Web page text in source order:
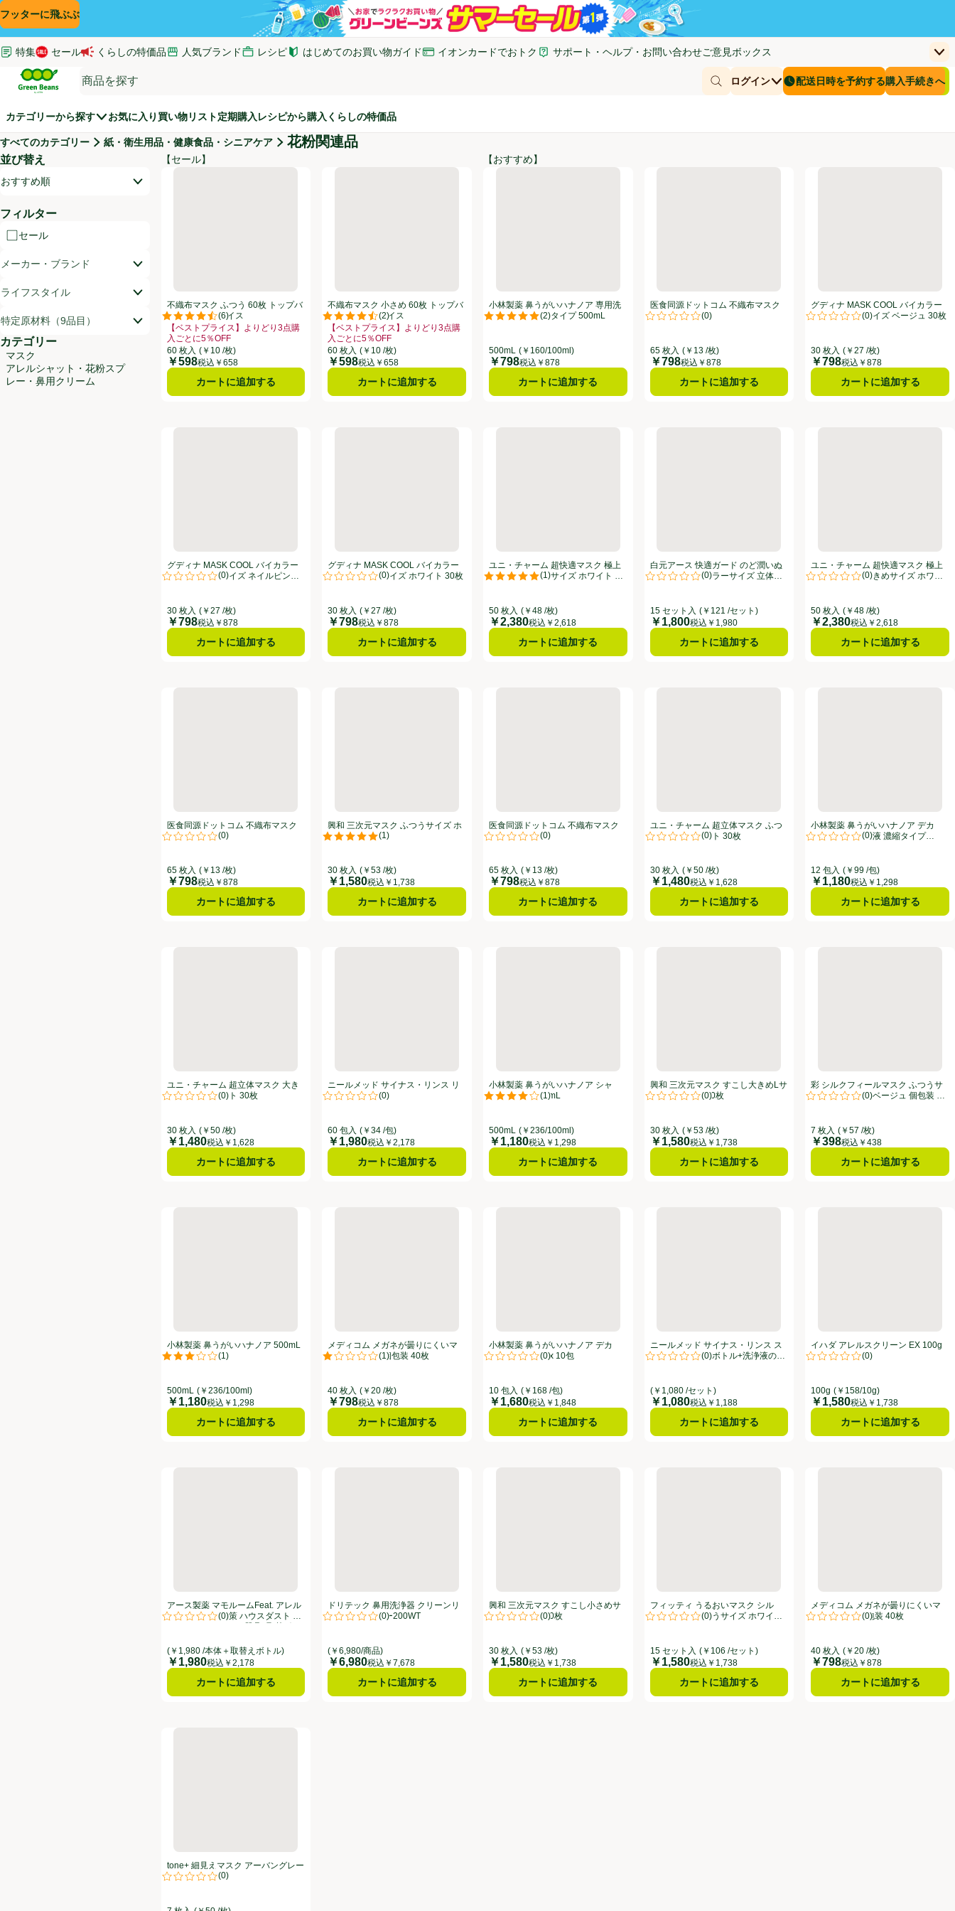
コンテンツに飛ぶ
検索に飛ぶ
フッターに飛ぶ
特集 セール くらしの特価品 人気ブランド レシピ はじめてのお買い物ガイド
(新しいウィンドウで開く)
イオンカードでおトク
(新しいウィンドウで開く)
サポート・ヘルプ・お問い合わせ
(新しいウィンドウで開く)
ご意見ボックス
(新しいウィンドウで開く)
上
Green Beans
商品を探す
ログイン
配送日時を予約する
配送日時を予約する購入手続きへ
お客さまのカ
￥0
カテゴリーから探す お気に入り 買い物リスト定期購入 レシピから購入 くらしの特価品
すべてのカテゴリー 紙・衛生用品・健康食品・シニアケア 花粉関連品
並び替え
開いて並び替えオプションのリストを見る
おすすめ順
フィルター
セール
メーカー・ブランド
ライフスタイル
特定原材料（9品目）
カテゴリー
マスク
アレルシャット・花粉スプ
レー・鼻用クリーム
商品リスト
【セール】
不織布マスク ふつう 60枚 トップバリュベストプライス
(6)
評価は6件のレビューで5点中4.5点。
不織布マスク ふつう 60枚 トップバ
リュベストプライス
【ベストプライス】よりどり3点購
入ごとに5％OFF
お買い得品名：【ベストプライス】よりどり3点購入ごとに5％OFF、、クリックしてこのオファーのある全商品リストを表示
60 枚入 (￥10 /枚)
価格
￥598税込￥658
カートに追加する
不織布マスク 小さめ 60枚 トップバリュベストプライス
(2)
評価は2件のレビューで5点中4.5点。
不織布マスク 小さめ 60枚 トップバ
リュベストプライス
【ベストプライス】よりどり3点購
入ごとに5％OFF
お買い得品名：【ベストプライス】よりどり3点購入ごとに5％OFF、、クリックしてこのオファーのある全商品リストを表示
60 枚入 (￥10 /枚)
価格
￥598税込￥658
カートに追加する
【おすすめ】
小林製薬 鼻うがいハナノア 専用洗浄液 レギュラータイプ 500mL
(2)
評価は2件のレビューで5点中5.0点。
小林製薬 鼻うがいハナノア 専用洗
浄液 レギュラータイプ 500mL
500mL (￥160/100ml)
価格
￥798税込￥878
カートに追加する
医食同源ドットコム 不織布マスク ふつう 65枚
(0)
評価は0件のレビューで5点中0.0点。
医食同源ドットコム 不織布マスク
ふつう 65枚
65 枚入 (￥13 /枚)
価格
￥798税込￥878
カートに追加する
グディナ MASK COOL バイ
(0)
評価は0件のレビューで5点中0.0
グディナ MASK COOL バイカラー
マスク ふつうサイズ ベージュ 30枚
30 枚入 (￥27 /枚)
価格
￥798税込￥878
カートに追加する
グディナ MASK COOL バイカラーマスク ふつうサイズ ネイルピンク 30枚
(0)
評価は0件のレビューで5点中0.0点。
グディナ MASK COOL バイカラー
マスク ふつうサイズ ネイルピンク
30 枚入 (￥27 /枚)
価格
￥798税込￥878
カートに追加する
グディナ MASK COOL バイカラーマスク ふつうサイズ ホワイト 30枚
(0)
評価は0件のレビューで5点中0.0点。
グディナ MASK COOL バイカラー
マスク ふつうサイズ ホワイト 30枚
30 枚入 (￥27 /枚)
価格
￥798税込￥878
カートに追加する
ユニ・チャーム 超快適マスク 極上耳ごこち ふつうサイズ ホワイト 50枚
(1)
評価は1件のレビューで5点中5.0点。
ユニ・チャーム 超快適マスク 極上
耳ごこち ふつうサイズ ホワイト 50
50 枚入 (￥48 /枚)
価格
￥2,380税込￥2,618
カートに追加する
白元アース 快適ガード のど潤いぬれマスク レギュラーサイズ 立
(0)
評価は0件のレビューで5点中0.0点。
白元アース 快適ガード のど潤いぬ
れマスク レギュラーサイズ 立体・
15 セット入 (￥121 /セット)
価格
￥1,800税込￥1,980
カートに追加する
ユニ・チャーム 超快適マス
(0)
評価は0件のレビューで5点中0.0
ユニ・チャーム 超快適マスク 極上
耳ごこち やや大きめサイズ ホワイ
50 枚入 (￥48 /枚)
価格
￥2,380税込￥2,618
カートに追加する
医食同源ドットコム 不織布マスク 小さめ 65枚
(0)
評価は0件のレビューで5点中0.0点。
医食同源ドットコム 不織布マスク
小さめ 65枚
65 枚入 (￥13 /枚)
価格
￥798税込￥878
カートに追加する
興和 三次元マスク ふつうサイズ ホワイト 30枚
(1)
評価は1件のレビューで5点中5.0点。
興和 三次元マスク ふつうサイズ ホ
ワイト 30枚
30 枚入 (￥53 /枚)
価格
￥1,580税込￥1,738
カートに追加する
医食同源ドットコム 不織布マスク キッズ 65枚
(0)
評価は0件のレビューで5点中0.0点。
医食同源ドットコム 不織布マスク
キッズ 65枚
65 枚入 (￥13 /枚)
価格
￥798税込￥878
カートに追加する
ユニ・チャーム 超立体マスク ふつうサイズ ホワイト 30枚
(0)
評価は0件のレビューで5点中0.0点。
ユニ・チャーム 超立体マスク ふつ
うサイズ ホワイト 30枚
30 枚入 (￥50 /枚)
価格
￥1,480税込￥1,628
カートに追加する
小林製薬 鼻うがいハナノア
(0)
評価は0件のレビューで5点中0.0
小林製薬 鼻うがいハナノア デカ
シャワー 専用原液 濃縮タイプ
12 包入 (￥99 /包)
価格
￥1,180税込￥1,298
カートに追加する
ユニ・チャーム 超立体マスク 大きめサイズ ホワイト 30枚
(0)
評価は0件のレビューで5点中0.0点。
ユニ・チャーム 超立体マスク 大き
めサイズ ホワイト 30枚
30 枚入 (￥50 /枚)
価格
￥1,480税込￥1,628
カートに追加する
ニールメッド サイナス・リンス リフィル60包
(0)
評価は0件のレビューで5点中0.0点。
ニールメッド サイナス・リンス リ
フィル60包
60 包入 (￥34 /包)
価格
￥1,980税込￥2,178
カートに追加する
小林製薬 鼻うがいハナノア シャワータイプ 500mL
(1)
評価は1件のレビューで5点中4.0点。
小林製薬 鼻うがいハナノア シャ
ワータイプ 500mL
500mL (￥236/100ml)
価格
￥1,180税込￥1,298
カートに追加する
興和 三次元マスク すこし大きめLサイズ ホワイト 30枚
(0)
評価は0件のレビューで5点中0.0点。
興和 三次元マスク すこし大きめLサ
イズ ホワイト 30枚
30 枚入 (￥53 /枚)
価格
￥1,580税込￥1,738
カートに追加する
彩 シルクフィールマスク ふ
(0)
評価は0件のレビューで5点中0.0
彩 シルクフィールマスク ふつうサ
イズ ホワイト x ベージュ 個包装 7
7 枚入 (￥57 /枚)
価格
￥398税込￥438
カートに追加する
小林製薬 鼻うがいハナノア 500mL
(1 )
評価は1件のレビューで5点中3.0点。
小林製薬 鼻うがいハナノア 500mL
500mL (￥236/100ml)
価格
￥1,180税込￥1,298
カートに追加する
メディコム メガネが曇りにくいマスク ベージュ 個包装 40枚
(1)
評価は1件のレビューで5点中1.0点。
メディコム メガネが曇りにくいマ
スク ベージュ 個包装 40枚
40 枚入 (￥20 /枚)
価格
￥798税込￥878
カートに追加する
小林製薬 鼻うがいハナノア デカシャワー 30mL x 10包
(0)
評価は0件のレビューで5点中0.0点。
小林製薬 鼻うがいハナノア デカ
シャワー 30mL x 10包
10 包入 (￥168 /包)
価格
￥1,680税込￥1,848
カートに追加する
ニールメッド サイナス・リンス スターターキット ボトル+洗浄液
(0)
評価は0件のレビューで5点中0.0点。
ニールメッド サイナス・リンス ス
ターターキット ボトル+洗浄液の素
(￥1,080 /セット)
価格
￥1,080税込￥1,188
カートに追加する
イハダ アレルスクリーン EX
(0)
評価は0件のレビューで5点中0.0
イハダ アレルスクリーン EX 100g
100g (￥158/10g)
価格
￥1,580税込￥1,738
カートに追加する
アース製薬 マモルームFeat. アレルブロック 花粉対策 ハウスダスト 花粉用 2ヶ月用セット 器具+取替ボトル
(0)
評価は0件のレビューで5点中0.0点。
アース製薬 マモルームFeat. アレル
ブロック 花粉対策 ハウスダスト 花
(￥1,980 /本体＋取替えボトル)
価格
￥1,980税込￥2,178
カートに追加する
ドリテック 鼻用洗浄器 クリーンリフレッシュ HKー200WT
(0)
評価は0件のレビューで5点中0.0点。
ドリテック 鼻用洗浄器 クリーンリ
フレッシュ HKー200WT
(￥6,980/商品)
価格
￥6,980税込￥7,678
カートに追加する
興和 三次元マスク すこし小さめサイズ ホワイト 30枚
(0)
評価は0件のレビューで5点中0.0点。
興和 三次元マスク すこし小さめサ
イズ ホワイト 30枚
30 枚入 (￥53 /枚)
価格
￥1,580税込￥1,738
カートに追加する
フィッティ うるおいマスク シルキータッチ ふつうサイズ ホワイ
(0)
評価は0件のレビューで5点中0.0点。
フィッティ うるおいマスク シル
キータッチ ふつうサイズ ホワイト
15 セット入 (￥106 /セット)
価格
￥1,580税込￥1,738
カートに追加する
メディコム メガネが曇りに
(0)
評価は0件のレビューで5点中0.0
メディコム メガネが曇りにくいマ
スク グレー 個包装 40枚
40 枚入 (￥20 /枚)
価格
￥798税込￥878
カートに追加する
tone+ 細見えマスク アーバングレージュ 7枚入
(0)
評価は0件のレビューで5点中0.0点。
tone+ 細見えマスク アーバングレー
ジュ 7枚入